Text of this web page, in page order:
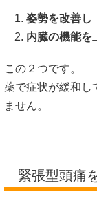
姿勢を改善し
内臓の機能を
この２つです。
薬で症状が緩和し
ません。
緊張型頭痛